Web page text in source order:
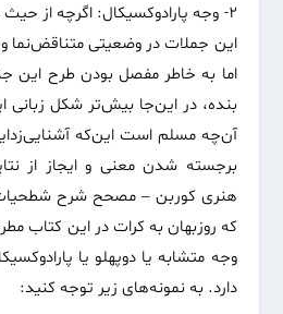
۲- وجه پارادوکسیکال: اگرچه از
این جملات در وضعیتی متناقض‌نما و
اما به خاطر مفصل بودن طرح این
بنده، در این‌جا بیش‌تر شکل زبانی
آن‌چه مسلم است این‌که
برجسته شدن معنی و ایجاز از
هنری کوربن – مصحح شرح
که روزبهان به کرات در این کتاب
وجه متشابه یا دوپهلو یا
دارد. به نمونه‌های زیر